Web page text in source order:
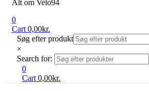
Alt om Velo94
0
Cart 0,00kr.
Søg efter produkt
×
Search for:
0
Cart 0,00kr.